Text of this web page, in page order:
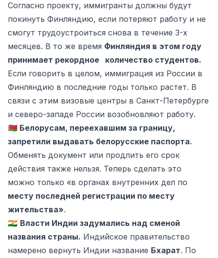
Согласно проекту, иммигранты должны будут
покинуть Финляндию, если потеряют работу и не
смогут трудоустроиться снова в течение 3-х
месяцев. В то же время Финляндия в этом году
принимает рекордное количество студентов.
Если говорить в целом, иммиграция из России в
Финляндию в последние годы только растет. В
связи с этим визовые центры в Санкт-Петербурге
и северо-западе России возобновляют работу.
🇧🇾 Белорусам, переехавшим за границу,
запретили выдавать белорусские паспорта.
Обменять документ или продлить его срок
действия также нельзя. Теперь сделать это
можно только «в органах внутренних дел по
месту последней регистрации по месту
жительства».
🇮🇳 Власти Индии задумались над сменой
названия страны. Индийское правительство
намерено вернуть Индии название Бхарат. По